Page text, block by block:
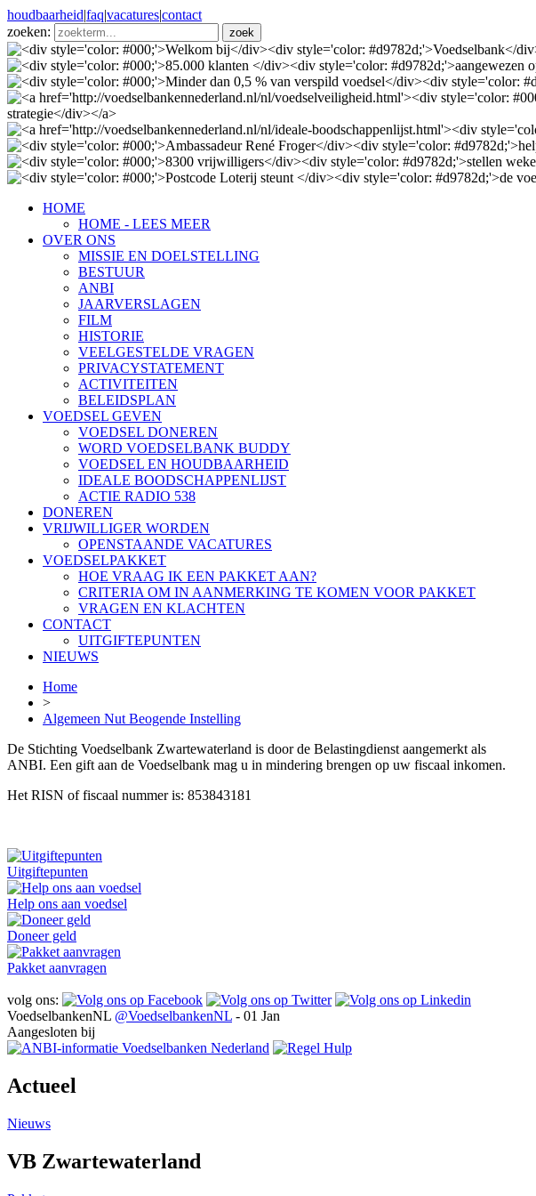
houdbaarheid|faq|vacatures|contact
zoeken:
HOME
HOME - LEES MEER
OVER ONS
MISSIE EN DOELSTELLING
BESTUUR
ANBI
JAARVERSLAGEN
FILM
HISTORIE
VEELGESTELDE VRAGEN
PRIVACYSTATEMENT
ACTIVITEITEN
BELEIDSPLAN
VOEDSEL GEVEN
VOEDSEL DONEREN
WORD VOEDSELBANK BUDDY
VOEDSEL EN HOUDBAARHEID
IDEALE BOODSCHAPPENLIJST
ACTIE RADIO 538
DONEREN
VRIJWILLIGER WORDEN
OPENSTAANDE VACATURES
VOEDSELPAKKET
HOE VRAAG IK EEN PAKKET AAN?
CRITERIA OM IN AANMERKING TE KOMEN VOOR PAKKET
VRAGEN EN KLACHTEN
CONTACT
UITGIFTEPUNTEN
NIEUWS
Home
>
Algemeen Nut Beogende Instelling
De Stichting Voedselbank Zwartewaterland is door de Belastingdienst aangemerkt als
ANBI. Een gift aan de Voedselbank mag u in mindering brengen op uw fiscaal inkomen.
Het RISN of fiscaal nummer is: 853843181
Uitgiftepunten
Help ons aan voedsel
Doneer geld
Pakket aanvragen
volg ons:
VoedselbankenNL @VoedselbankenNL - 01 Jan
Aangesloten bij
Actueel
Nieuws
VB Zwartewaterland